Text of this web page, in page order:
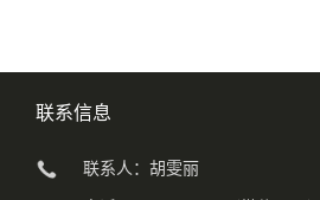
联系信息
联系人：胡雯丽